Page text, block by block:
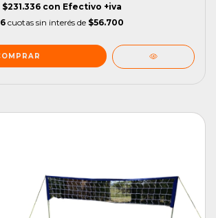
$231.336 con Efectivo +iva
6 cuotas sin interés de $56.700